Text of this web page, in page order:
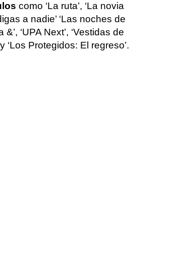
como ‘La ruta’, ‘La novia
a nadie’ ‘Las noches de
&’, ‘UPA Next’, ‘Vestidas de
‘Los Protegidos: El regreso’.